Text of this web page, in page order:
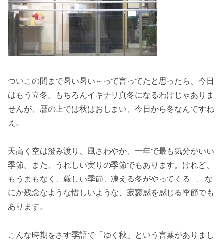
ついこの間まで暑い暑い～って言ってたと思ったら、今日
はもう立冬。もちろんイキナリ真冬になるわけじゃありま
せんが、暦の上では秋はおしまい、今日から冬なんですね
え。
天高く空は澄み渡り、風さわやか、一年で最も気分がいい
季節。また、うれしい実りの季節でもあります。けれど、
もうまもなく、厳しい季節、凍える冬がやってくる…。な
にか残念なような惜しいような、寂寥感を感じる季節でも
あります。
こんな時期をさす季語で「ゆく秋」という言葉がありまし